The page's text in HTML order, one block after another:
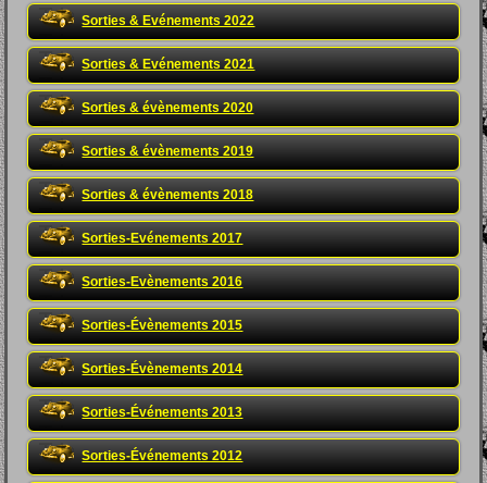
Sorties & Evénements 2022
Sorties & Evénements 2021
Sorties & évènements 2020
Sorties & évènements 2019
Sorties & évènements 2018
Sorties-Evénements 2017
Sorties-Evènements 2016
Sorties-Évènements 2015
Sorties-Évènements 2014
Sorties-Événements 2013
Sorties-Événements 2012